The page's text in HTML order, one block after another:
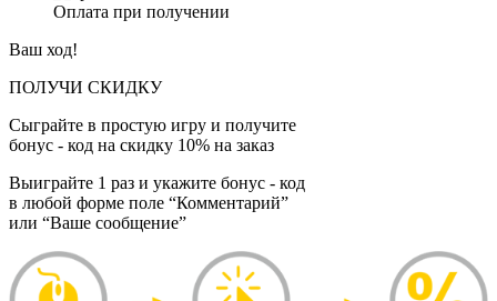
Оплата при получении
Ваш ход!
ПОЛУЧИ СКИДКУ
Сыграйте в простую игру и получите
бонус - код на скидку 10% на заказ
Выиграйте 1 раз и укажите бонус - код
в любой форме поле “Комментарий”
или “Ваше сообщение”